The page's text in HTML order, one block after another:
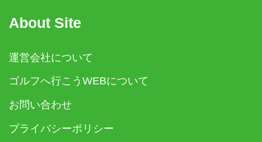
About Site
運営会社について
ゴルフへ行こうWEBについて
お問い合わせ
プライバシーポリシー